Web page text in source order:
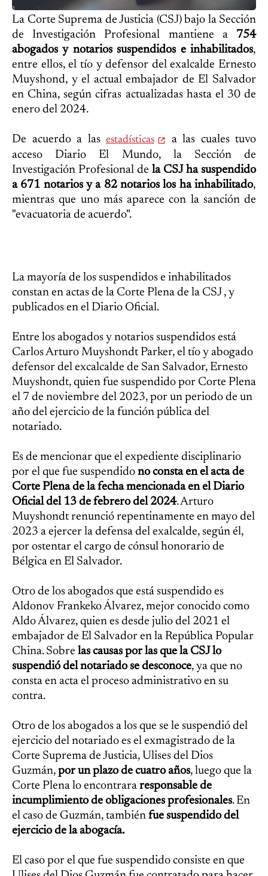
La Corte Suprema de Justicia (CSJ) bajo la Sección
de Investigación Profesional mantiene a 754
abogados y notarios suspendidos e inhabilitados,
entre ellos, el tío y defensor del exalcalde Ernesto
Muyshond, y el actual embajador de El Salvador
en China, según cifras actualizadas hasta el 30 de
enero del 2024.
De acuerdo a las estadísticas
a las cuales tuvo
acceso Diario El Mundo, la Sección de
Investigación Profesional de la CSJ ha suspendido
a 671 notarios y a 82 notarios los ha inhabilitado,
mientras que uno más aparece con la sanción de
"evacuatoria de acuerdo".
La mayoría de los suspendidos e inhabilitados
constan en actas de la Corte Plena de la CSJ , y
publicados en el Diario Oficial.
Entre los abogados y notarios suspendidos está
Carlos Arturo Muyshondt Parker, el tío y abogado
defensor del excalcalde de San Salvador, Ernesto
Muyshondt, quien fue suspendido por Corte Plena
el 7 de noviembre del 2023, por un periodo de un
año del ejercicio de la función pública del
notariado.
Es de mencionar que el expediente disciplinario
por el que fue suspendido no consta en el acta de
Corte Plena de la fecha mencionada en el Diario
Oficial del 13 de febrero del 2024. Arturo
Muyshondt renunció repentinamente en mayo del
2023 a ejercer la defensa del exalcalde, según él,
por ostentar el cargo de cónsul honorario de
Bélgica en El Salvador.
Otro de los abogados que está suspendido es
Aldonov Frankeko Álvarez, mejor conocido como
Aldo Álvarez, quien es desde julio del 2021 el
embajador de El Salvador en la República Popular
China. Sobre las causas por las que la CSJ lo
suspendió del notariado se desconoce, ya que no
consta en acta el proceso administrativo en su
contra.
Otro de los abogados a los que se le suspendió del
ejercicio del notariado es el exmagistrado de la
Corte Suprema de Justicia, Ulises del Dios
Guzmán, por un plazo de cuatro años, luego que la
Corte Plena lo encontrara responsable de
incumplimiento de obligaciones profesionales. En
el caso de Guzmán, también fue suspendido del
ejercicio de la abogacía.
El caso por el que fue suspendido consiste en que